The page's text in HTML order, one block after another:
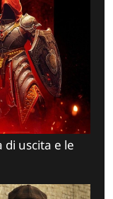
uscita e le